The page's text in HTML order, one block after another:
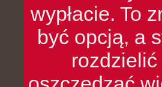
wypłacie. To
być opcją, a